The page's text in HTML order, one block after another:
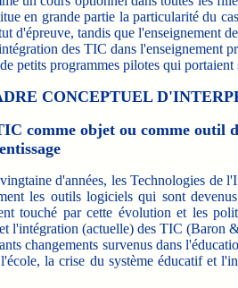
en grande partie la particularité du
d'épreuve, tandis que l'enseignement
des TIC dans l'enseignement
petits programmes pilotes qui portaient
CONCEPTUEL
comme objet ou comme outil
d'années, les Technologies de
les outils logiciels qui sont
touché par cette évolution et les
l'intégration (actuelle) des TIC (Baron
changements survenus dans
la crise du système éducatif et